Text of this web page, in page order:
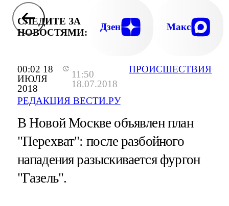
00:02 18
ИЮЛЯ
2018
11:50
18.07.2018
РЕДАКЦИЯ ВЕСТИ.РУ
ПРОИСШЕСТВИЯ
СЛЕДИТЕ ЗА
НОВОСТЯМИ:
Дзен Макс
В Новой Москве объявлен план
"Перехват": после разбойного
нападения разыскивается фургон
"Газель".